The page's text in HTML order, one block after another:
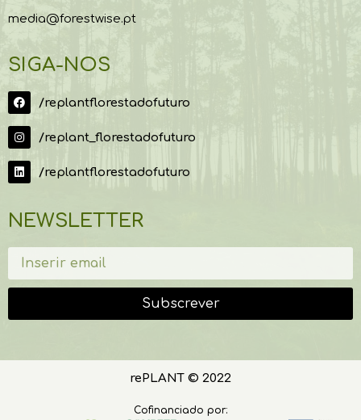
media@forestwise.pt
SIGA-NOS
/replantflorestadofuturo
/replant_florestadofuturo
/replantflorestadofuturo
NEWSLETTER
Subscrever
rePLANT © 2022
Cofinanciado por: